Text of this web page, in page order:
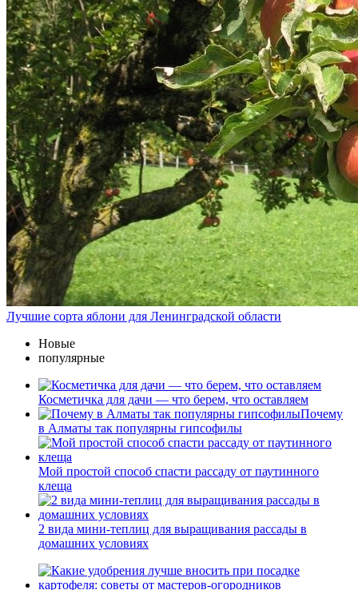
Лучшие сорта яблони для Ленинградской области
Новые
популярные
Косметичка для дачи — что берем, что оставляем
Почему
в Алматы так популярны гипсофилы
Мой простой способ спасти рассаду от паутинного
клеща
2 вида мини-теплиц для выращивания рассады в
домашних условиях